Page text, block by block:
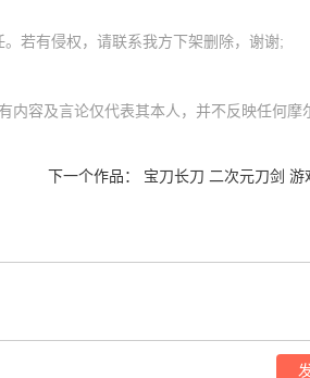
内容及言论仅代表其本人，并不反映任何摩
下一个作品： 宝刀长刀 二次元刀剑 游